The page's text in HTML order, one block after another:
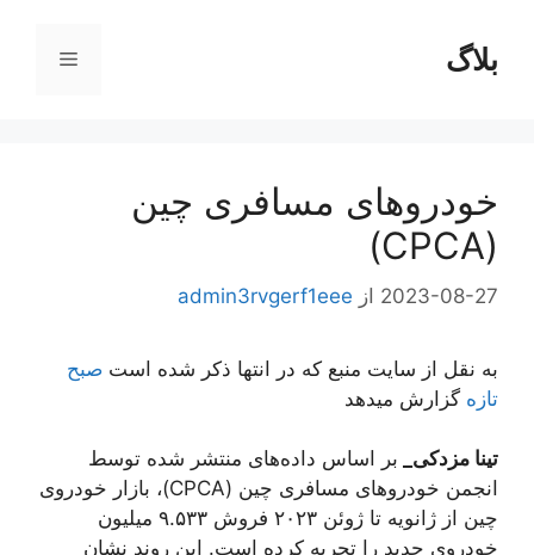
محتوابلاگ فهرست
خودروهای مسافری چین
(CPCA)
2023-08-27 از admin3rvgerf1eee
به نقل از سایت منبع که در انتها ذکر شده است صبح
تازه گزارش میدهد
تینا مزدکی_ بر اساس داده‌های منتشر شده توسط
انجمن خودروهای مسافری چین (CPCA)، بازار خودروی
چین از ژانویه تا ژوئن ۲۰۲۳ فروش ۹.۵۳۳ میلیون
خودروی جدید را تجربه کرده است. این روند نشان